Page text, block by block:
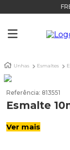
Unhas Esmaltes
Referência: 813551
Esmalte
Ver mais